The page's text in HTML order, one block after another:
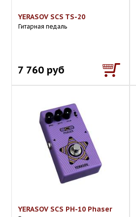
YERASOV SCS TS-20
Гитарная педаль
7 760 руб
YERASOV SCS PH-10 Phaser